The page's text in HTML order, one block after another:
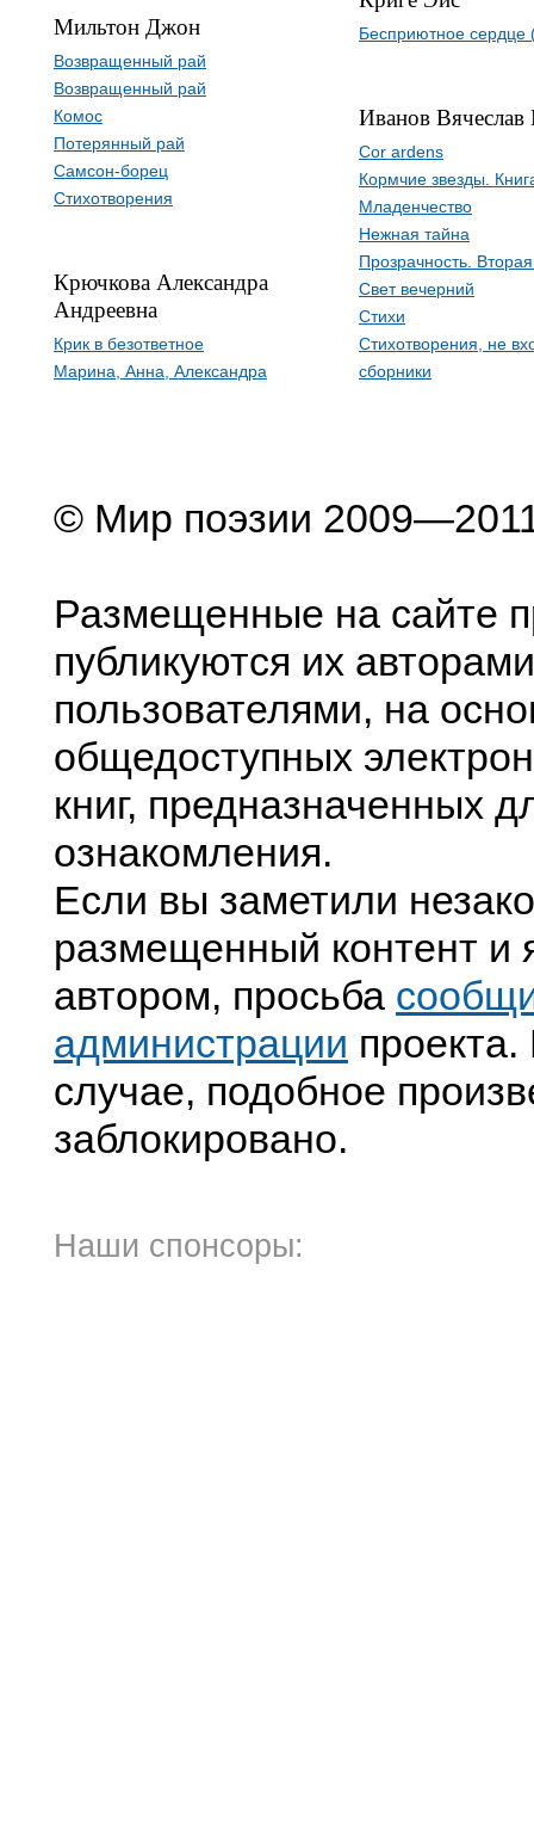
Мильтон Джон
Возвращенный рай
Возвращенный рай
Комос
Потерянный рай
Самсон-борец
Стихотворения
Крючкова Александра
Андреевна
Крик в безответное
Марина, Анна, Александра
Бесприютное сердце
Иванов
Cor ardens
Кормчие звезды.
Младенчество
Нежная тайна
Прозрачность.
Свет вечерний
Стихи
Стихотворения, не
сборники
© Мир поэзии
Размещенные на сайте
публикуются их
пользователями, на
общедоступных
книг, предназначенных
ознакомления.
Если вы заметили
размещенный контент и
автором, просьба
администрации
случае, подобное
заблокировано.
Наши спонсоры: